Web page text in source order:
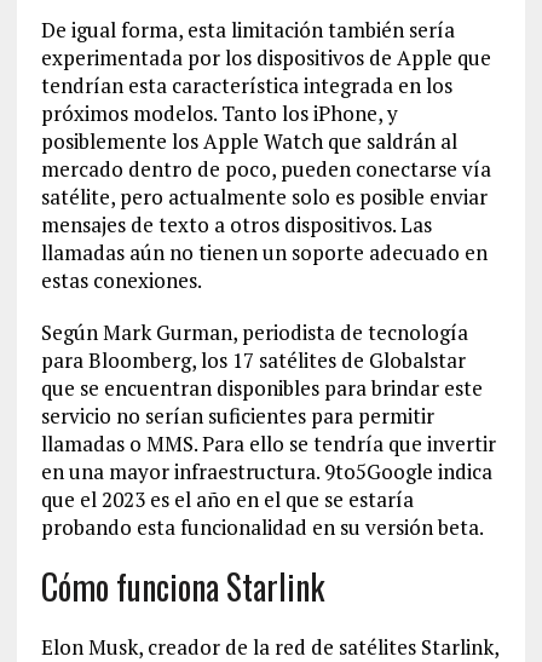
De igual forma, esta limitación también sería
experimentada por los dispositivos de Apple que
tendrían esta característica integrada en los
próximos modelos. Tanto los iPhone, y
posiblemente los Apple Watch que saldrán al
mercado dentro de poco, pueden conectarse vía
satélite, pero actualmente solo es posible enviar
mensajes de texto a otros dispositivos. Las
llamadas aún no tienen un soporte adecuado en
estas conexiones.
Según Mark Gurman, periodista de tecnología
para Bloomberg, los 17 satélites de Globalstar
que se encuentran disponibles para brindar este
servicio no serían suficientes para permitir
llamadas o MMS. Para ello se tendría que invertir
en una mayor infraestructura. 9to5Google indica
que el 2023 es el año en el que se estaría
probando esta funcionalidad en su versión beta.
Cómo funciona Starlink
Elon Musk, creador de la red de satélites Starlink,